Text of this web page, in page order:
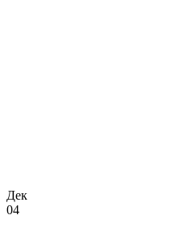
Дек
04